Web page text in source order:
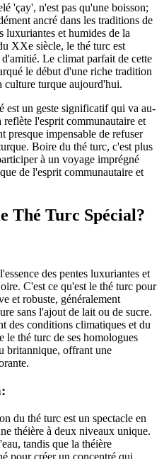
'çay', n'est pas qu'une boisson;
ancré dans les traditions de
et humides de la
XXe siècle, le thé turc est
Le climat parfait de cette
le début d'une riche tradition
culture turque aujourd'hui.
est un geste significatif qui va au-
l'esprit communautaire et
presque impensable de refuser
Boire du thé turc, c'est plus
à un voyage imprégné
de l'esprit communautaire et
Thé Turc Spécial?
des pentes luxuriantes et
C'est ce qu'est le thé turc pour
et robuste, généralement
sans l'ajout de lait ou de sucre.
des conditions climatiques et du
le thé turc de ses homologues
britannique, offrant une
du thé turc est un spectacle en
théière à deux niveaux unique.
tandis que la théière
pour créer un concentré qui